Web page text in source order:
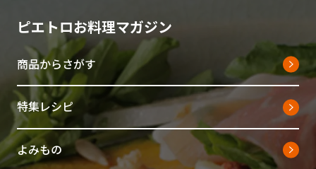
ピエトロお料理マガジン
商品からさがす
特集レシピ
よみもの